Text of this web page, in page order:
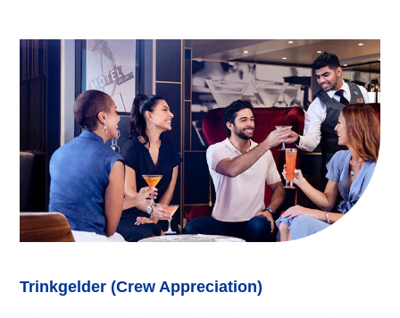
Trinkgelder (Crew Appreciation)